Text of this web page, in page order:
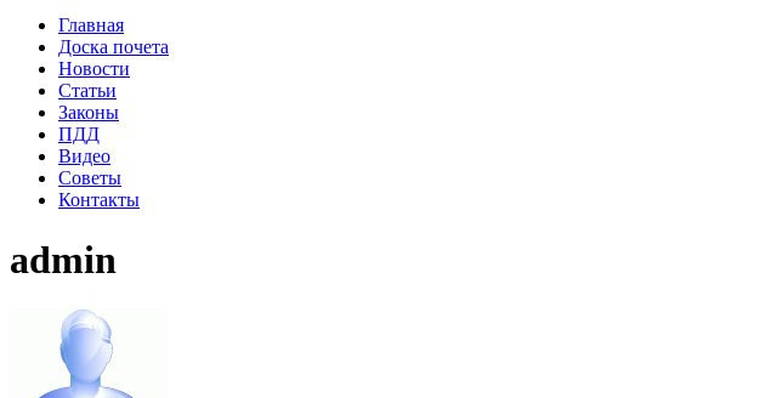
Главная
Доска почета
Новости
Статьи
Законы
ПДД
Видео
Советы
Контакты
admin